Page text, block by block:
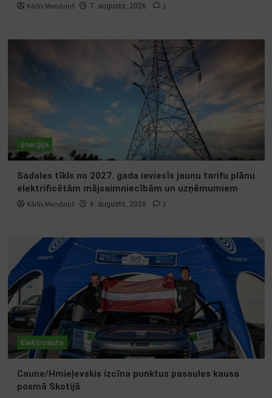
Kārlis Mendziņš 7. augusts, 2026. 1
Enerģija
Sadales tīkls no 2027. gada ieviesīs jaunu tarifu plānu
elektrificētām mājsaimniecībām un uzņēmumiem
Kārlis Mendziņš 6. augusts, 2026. 1
Elektroauto
Caune/Hmieļevskis izcīna punktus pasaules kausa
posmā Skotijā